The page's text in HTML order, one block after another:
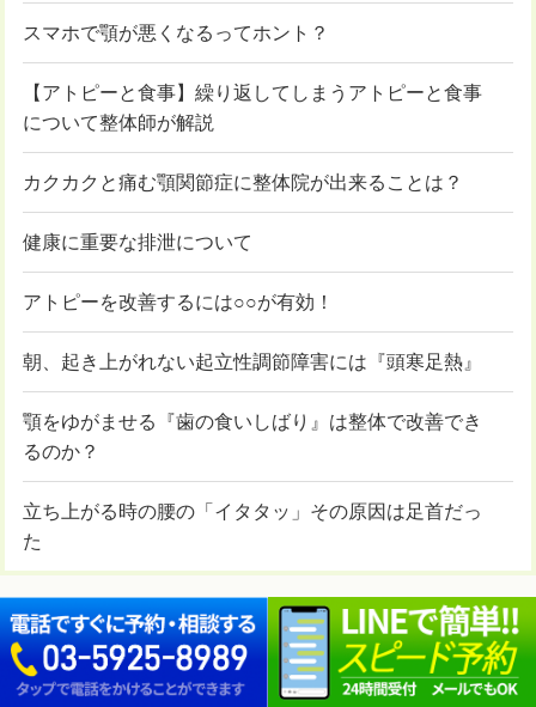
スマホで顎が悪くなるってホント？
【アトピーと食事】繰り返してしまうアトピーと食事
について整体師が解説
カクカクと痛む顎関節症に整体院が出来ることは？
健康に重要な排泄について
アトピーを改善するには○○が有効！
朝、起き上がれない起立性調節障害には『頭寒足熱』
顎をゆがませる『歯の食いしばり』は整体で改善でき
るのか？
立ち上がる時の腰の「イタタッ」その原因は足首だっ
た